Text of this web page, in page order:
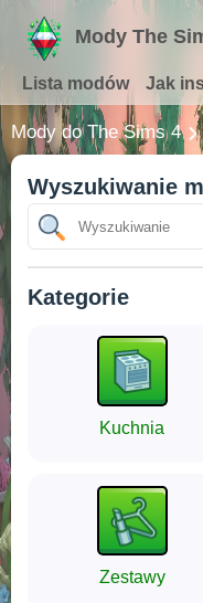
Mody The
Lista modów Jak
Mody do The Sims 4
Wyszukiwanie
Kategorie
Kuchnia
Zestawy